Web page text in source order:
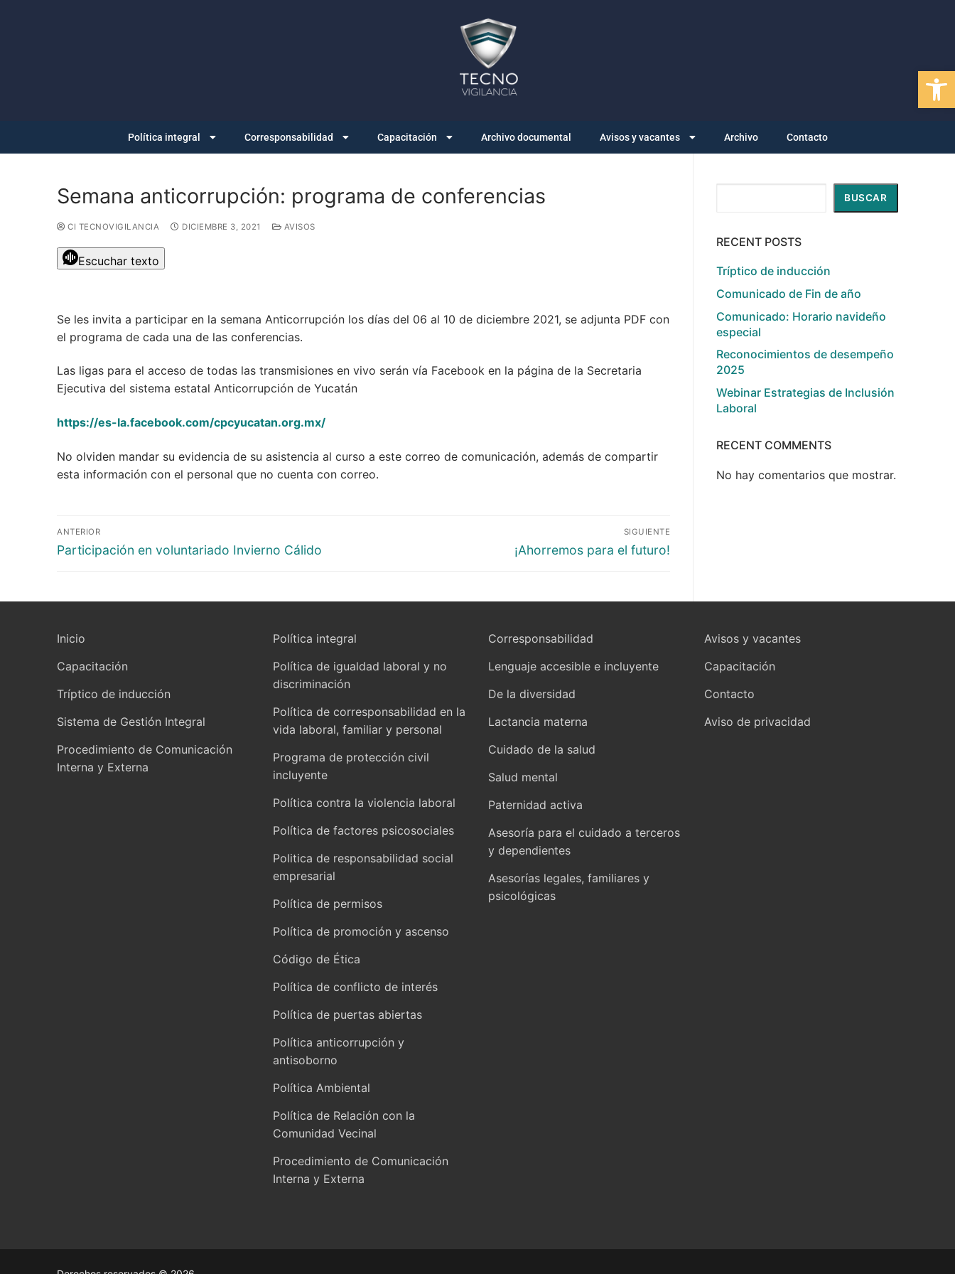
Abrir
Política integral Corresponsabilidad Capacitación Archivo documental Avisos y vacantes Archivo Contacto
Semana anticorrupción: programa de conferencias
CI TECNOVIGILANCIA DICIEMBRE 3, 2021 AVISOS
Escuchar texto
Se les invita a participar en la semana Anticorrupción los días del 06 al 10 de diciembre 2021, se adjunta PDF con
el programa de cada una de las conferencias.
Las ligas para el acceso de todas las transmisiones en vivo serán vía Facebook en la página de la Secretaria
Ejecutiva del sistema estatal Anticorrupción de Yucatán
https://es-la.facebook.com/cpcyucatan.org.mx/
No olviden mandar su evidencia de su asistencia al curso a este correo de comunicación, además de compartir
esta información con el personal que no cuenta con correo.
ANTERIOR
Participación en voluntariado Invierno Cálido
SIGUIENTE
¡Ahorremos para el futuro!
BUSCAR
RECENT POSTS
Tríptico de inducción
Comunicado de Fin de año
Comunicado: Horario navideño
especial
Reconocimientos de desempeño
2025
Webinar Estrategias de Inclusión
Laboral
RECENT COMMENTS
No hay comentarios que mostrar.
Inicio
Capacitación
Tríptico de inducción
Sistema de Gestión Integral
Procedimiento de Comunicación
Interna y Externa
Política integral
Política de igualdad laboral y no
discriminación
Política de corresponsabilidad en la
vida laboral, familiar y personal
Programa de protección civil
incluyente
Política contra la violencia laboral
Política de factores psicosociales
Politica de responsabilidad social
empresarial
Política de permisos
Política de promoción y ascenso
Código de Ética
Política de conflicto de interés
Política de puertas abiertas
Política anticorrupción y
antisoborno
Política Ambiental
Política de Relación con la
Comunidad Vecinal
Procedimiento de Comunicación
Interna y Externa
Corresponsabilidad
Lenguaje accesible e incluyente
De la diversidad
Lactancia materna
Cuidado de la salud
Salud mental
Paternidad activa
Asesoría para el cuidado a terceros
y dependientes
Asesorías legales, familiares y
psicológicas
Avisos y vacantes
Capacitación
Contacto
Aviso de privacidad